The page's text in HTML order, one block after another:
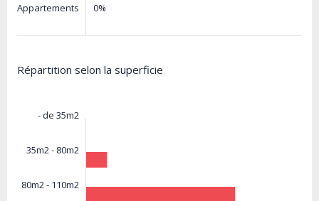
Appartements 0%
Répartition selon la superficie
- de 35m2
35m2 - 80m2
80m2 - 110m2